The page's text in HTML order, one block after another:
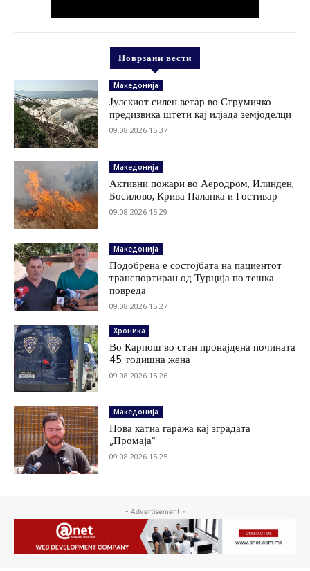
Поврзани вести
Македонија
Јулскиот силен ветар во Струмичко
предизвика штети кај илјада земјоделци
09.08.2026 15:37
Македонија
Активни пожари во Аеродром, Илинден,
Босилово, Крива Паланка и Гостивар
09.08.2026 15:29
Македонија
Подобрена е состојбата на пациентот
транспортиран од Турција по тешка
повреда
09.08.2026 15:27
Хроника
Во Карпош во стан пронајдена почината
45-годишна жена
09.08.2026 15:26
Македонија
Нова катна гаража кај зградата
„Промаја“
09.08.2026 15:25
- Advertisement -